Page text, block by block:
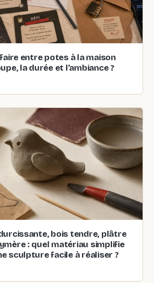
entre potes à la maison
la durée et l’ambiance ?
bois tendre, plâtre
: quel matériau simplifie
sculpture facile à réaliser ?